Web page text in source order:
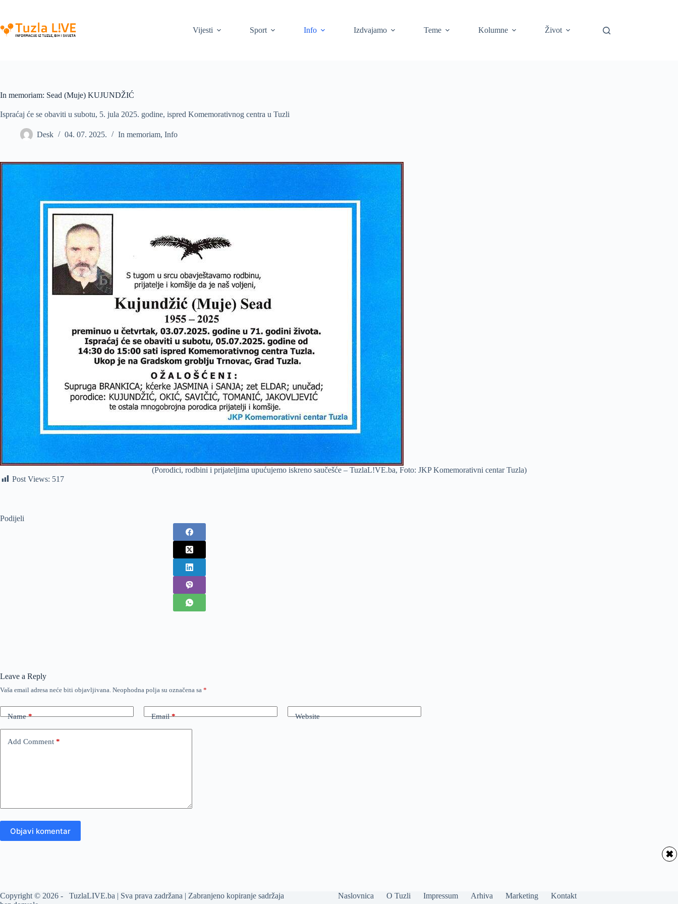
content
Vijesti
Sport Info Izdvajamo Teme Kolumne Život
In memoriam: Sead (Muje) KUJUNDŽIĆ
Ispraćaj će se obaviti u subotu, 5. jula 2025. godine, ispred Komemorativnog centra u Tuzli
Desk 04. 07. 2025. In memoriam, Info
(Porodici, rodbini i prijateljima upućujemo iskreno saučešće – TuzlaL!VE.ba, Foto: JKP Komemorativni centar Tuzla)
Post Views: 517
Podijeli
Leave a Reply
Vaša email adresa neće biti objavljivana. Neophodna polja su označena sa *
Name* Email* Website
Add Comment *
Objavi komentar
Copyright © 2026 - TuzlaLIVE.ba | Sva prava zadržana | Zabranjeno kopiranje sadržaja
Naslovnica O Tuzli Impressum Arhiva Marketing Kontakt
✖